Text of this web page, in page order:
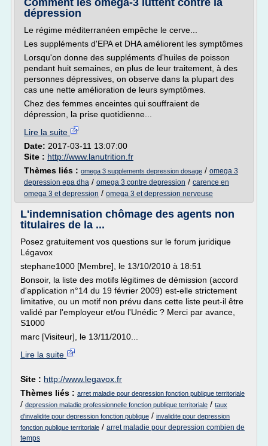
Comment les oméga-3 luttent contre la
dépression
Le régime méditerranéen empêche le cerve...
Les suppléments d'EPA et DHA améliorent les symptômes
Lorsqu'on donne des suppléments d'huiles de poisson
pendant huit semaines, en plus de leur traitement, à des
personnes dépressives, on observe dans la plupart des
cas une nette amélioration de leurs symptômes.
Chez des femmes enceintes qui souffraient de
dépression, la prise quotidienne...
Lire la suite
Date: 2017-03-11 13:07:00
Site : http://www.lanutrition.fr
Thèmes liés : omega 3 supplements depression dosage / omega 3
depression epa dha / omega 3 contre depression / carence en
omega 3 et depression / omega 3 et depression nerveuse
L'indemnisation chômage des agents non
titulaires de la ...
Posez gratuitement vos questions sur le forum juridique
Légavox
stephane1000 [Membre], le 13/10/2010 à 18:51
Bonsoir, la liste des motifs légitimes de démission (accord
d'application n°14 du 19 février 2009) est-elle strictement
limitative, ou un motif non prévu dans cette liste peut-il être
validé par l'employeur et/ou l'Unédic ? Merci par avance,
S1000
marc [Visiteur], le 13/11/2010...
Lire la suite
Site : http://www.legavox.fr
Thèmes liés : arret maladie pour depression fonction publique territoriale
/ depression maladie professionnelle fonction publique territoriale / taux
d'invalidite pour depression fonction publique / invalidite pour depression
fonction publique territoriale / arret maladie pour depression combien de
temps